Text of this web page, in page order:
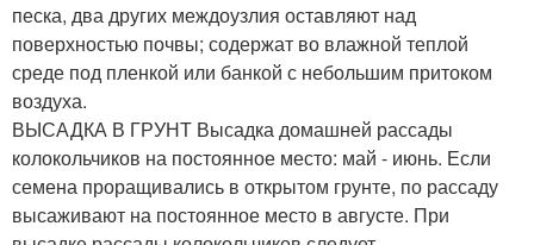
песка, два других междоузлия оставляют над
поверхностью почвы; содержат во влажной теплой
среде под пленкой или банкой с небольшим притоком
воздуха.
ВЫСАДКА В ГРУНТ Высадка домашней рассады
колокольчиков на постоянное место: май - июнь. Если
семена проращивались в открытом грунте, по рассаду
высаживают на постоянное место в августе. При